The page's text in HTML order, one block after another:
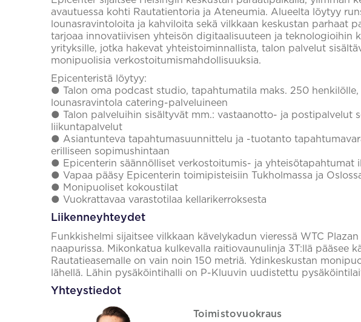
avautuessa kohti Rautatientoria ja Ateneumia. Alueelta löytyy
lounasravintoloita ja kahviloita sekä vilkkaan keskustan parhaat
tarjoaa innovatiivisen yhteisön digitaalisuuteen ja teknologioihin
yrityksille, jotka hakevat yhteistoiminnallista, talon palvelut
monipuolisia verkostoitumismahdollisuuksia.
Epicenteristä löytyy:
● Talon oma podcast studio, tapahtumatila maks. 250 henkilölle,
lounasravintola catering-palveluineen
● Talon palveluihin sisältyvät mm.: vastaanotto- ja postipalvelut
liikuntapalvelut
● Asiantunteva tapahtumasuunnittelu ja -tuotanto
erilliseen sopimushintaan
● Epicenterin säännölliset verkostoitumis- ja yhteisötapahtumat
● Vapaa pääsy Epicenterin toimipisteisiin Tukholmassa ja
● Monipuoliset kokoustilat
● Vuokrattavaa varastotilaa kellarikerroksesta
Liikenneyhteydet
Funkkishelmi sijaitsee vilkkaan kävelykadun vieressä WTC
naapurissa. Mikonkatua kulkevalla raitiovaunulinja 3T:llä pääsee
Rautatieasemalle on vain noin 150 metriä. Ydinkeskustan
lähellä. Lähin pysäköintihalli on P-Kluuvin uudistettu
Yhteystiedot
Toimistovuokraus